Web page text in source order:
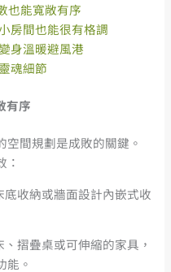
也能寬敞有序
房間也能很有格調
身溫暖避風港
魂細節
有序
空間規劃是成敗的關鍵。
收納或牆面設計內嵌式收
摺疊桌或可伸縮的家具，
能。